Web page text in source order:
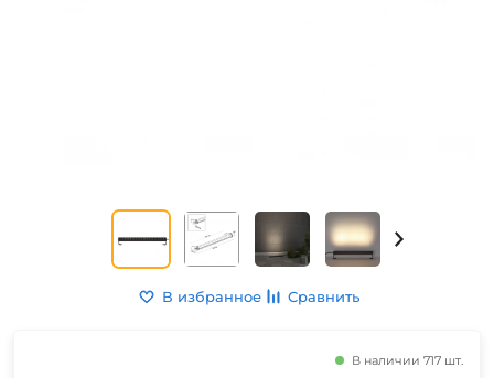
В избранное Сравнить
В наличии 717 шт.